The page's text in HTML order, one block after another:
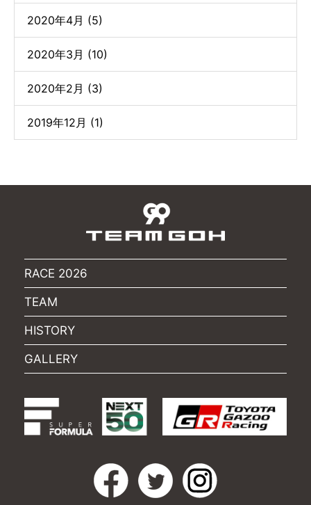
2020年4月 (5)
2020年3月 (10)
2020年2月 (3)
2019年12月 (1)
RACE 2026
TEAM
HISTORY
GALLERY